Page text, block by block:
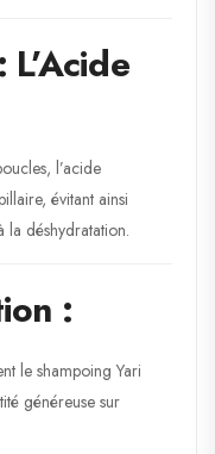
l’acide
évitant ainsi
la déshydratation.
:
le shampoing Yari
généreuse sur